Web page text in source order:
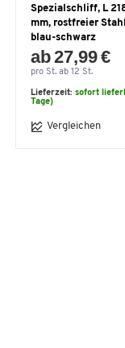
Spezialschliff, L
mm, rostfreier
blau-schwarz
ab 27,99 €
pro St. ab 12 St.
Lieferzeit: sofort
Tage)
Vergleichen